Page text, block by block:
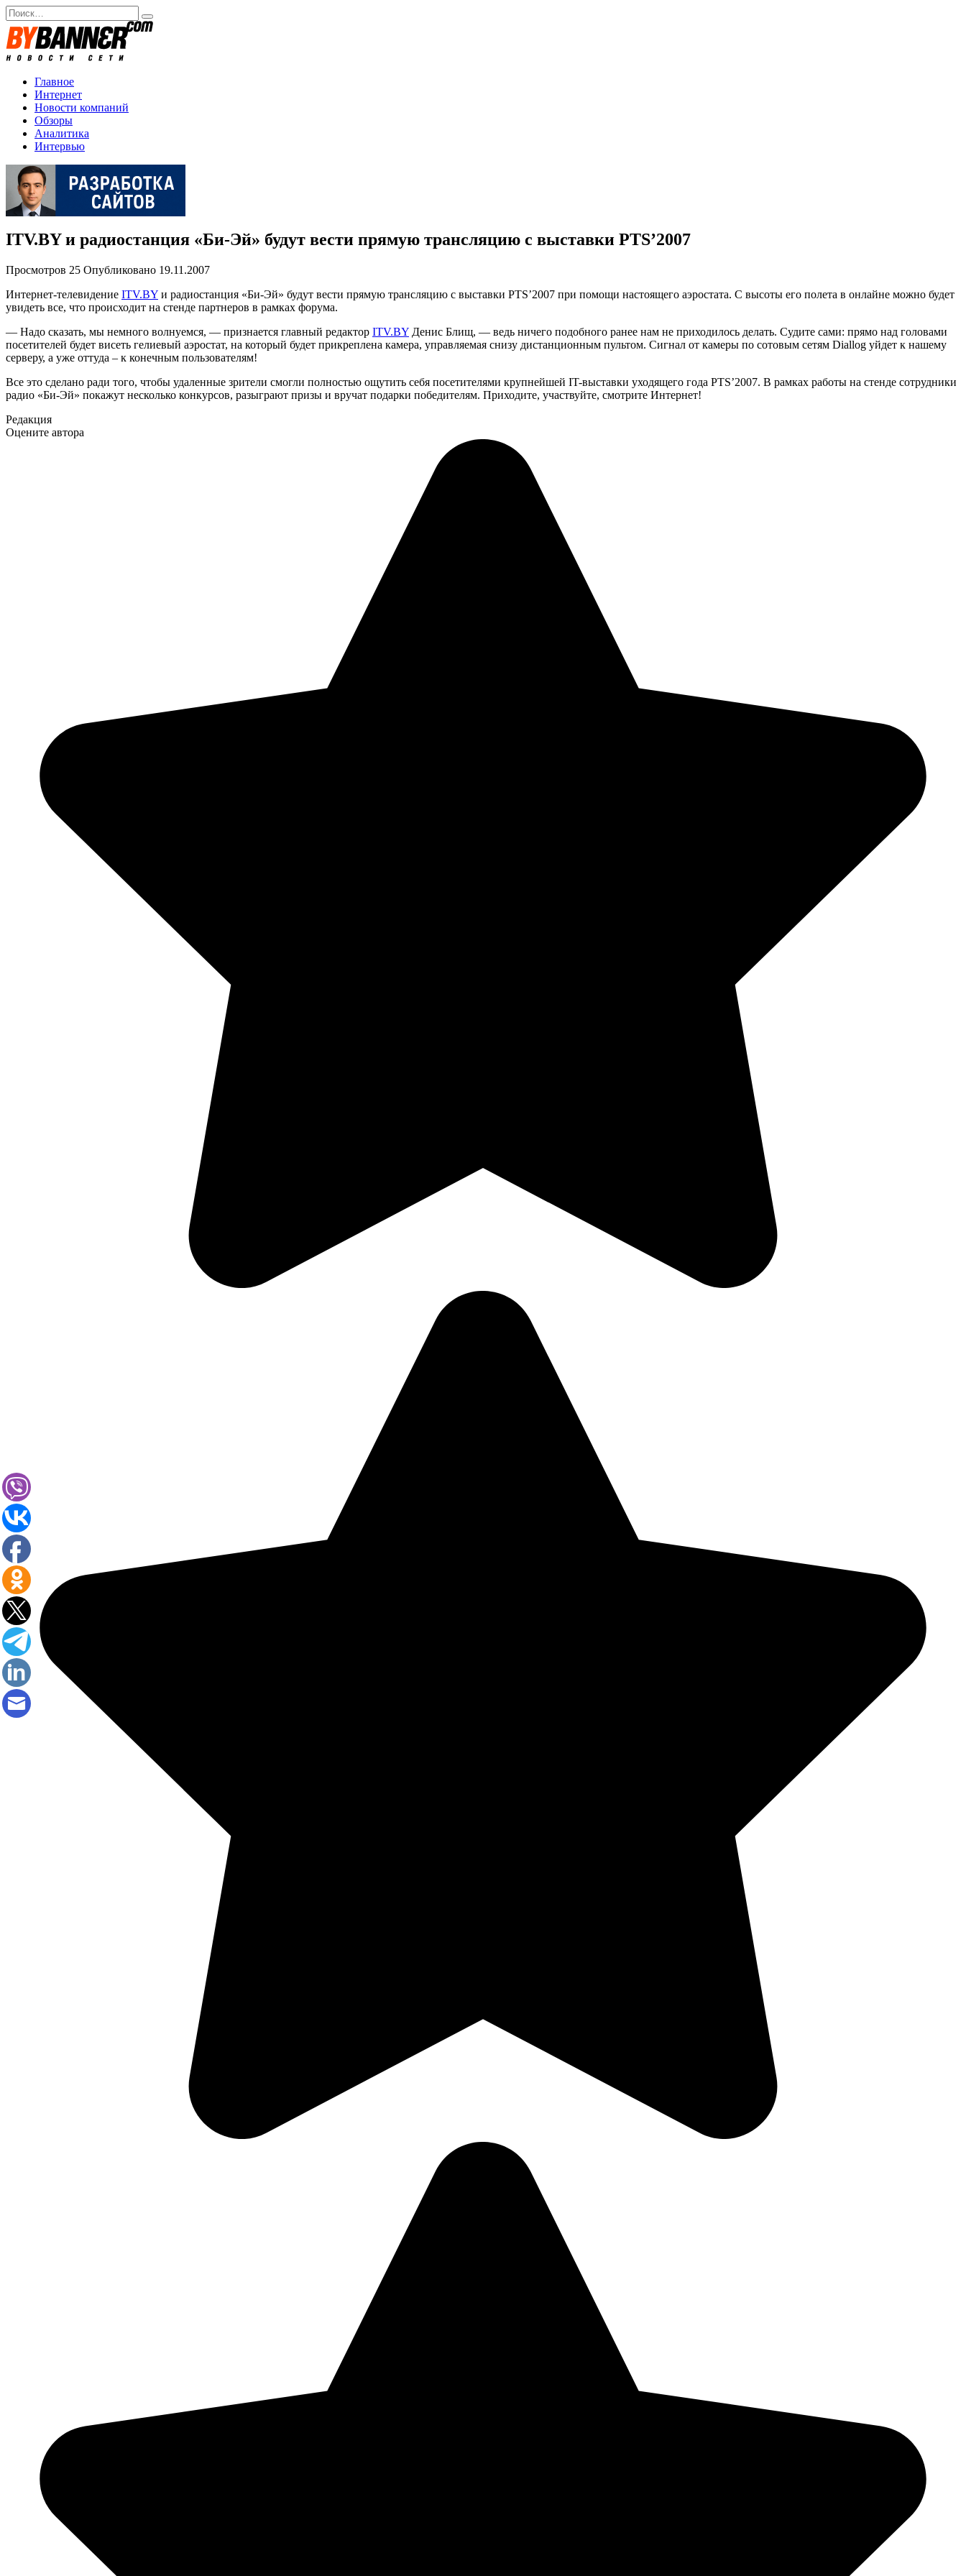
Перейти
к
содержанию
Search
for:
Главное
Интернет
Новости компаний
Обзоры
Аналитика
Интервью
ITV.BY и радиостанция «Би-Эй» будут вести прямую трансляцию с выставки PTS’2007
Просмотров 25 Опубликовано 19.11.2007
Интернет-телевидение ITV.BY и радиостанция «Би-Эй» будут вести прямую трансляцию с выставки PTS’2007 при помощи настоящего аэростата. С высоты его полета в онлайне можно будет
увидеть все, что происходит на стенде партнеров в рамках форума.
— Надо сказать, мы немного волнуемся, — признается главный редактор ITV.BY Денис Блищ, — ведь ничего подобного ранее нам не приходилось делать. Судите сами: прямо над головами
посетителей будет висеть гелиевый аэростат, на который будет прикреплена камера, управляемая снизу дистанционным пультом. Сигнал от камеры по сотовым сетям Diallog уйдет к нашему
серверу, а уже оттуда – к конечным пользователям!
Все это сделано ради того, чтобы удаленные зрители смогли полностью ощутить себя посетителями крупнейшей IT-выставки уходящего года PTS’2007. В рамках работы на стенде сотрудники
радио «Би-Эй» покажут несколько конкурсов, разыграют призы и вручат подарки победителям. Приходите, участвуйте, смотрите Интернет!
Редакция
Оцените автора